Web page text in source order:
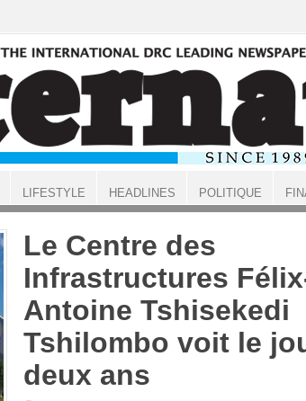
Le Centre des
Infrastructures
Antoine Tshisekedi
Tshilombo voit le
deux ans
LIFESTYLE HEADLINES POLITIQUE